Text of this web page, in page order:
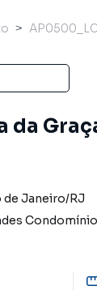
de Janeiro/RJ